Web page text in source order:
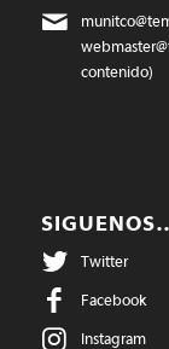
contenido)
Twitter
Facebook
Instagram